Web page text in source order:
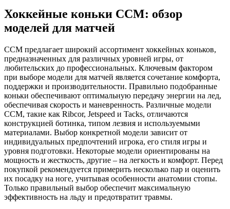
Хоккейные коньки CCM: обзор
моделей для матчей
CCM предлагает широкий ассортимент хоккейных коньков,
предназначенных для различных уровней игры, от
любительских до профессиональных. Ключевым фактором
при выборе модели для матчей является сочетание комфорта,
поддержки и производительности. Правильно подобранные
коньки обеспечивают оптимальную передачу энергии на лед,
обеспечивая скорость и маневренность. Различные модели
CCM, такие как Ribcor, Jetspeed и Tacks, отличаются
конструкцией ботинка, типом лезвия и используемыми
материалами. Выбор конкретной модели зависит от
индивидуальных предпочтений игрока, его стиля игры и
уровня подготовки. Некоторые модели ориентированы на
мощность и жесткость, другие ‒ на легкость и комфорт. Перед
покупкой рекомендуется примерить несколько пар и оценить
их посадку на ноге, учитывая особенности анатомии стопы.
Только правильный выбор обеспечит максимальную
эффективность на льду и предотвратит травмы.